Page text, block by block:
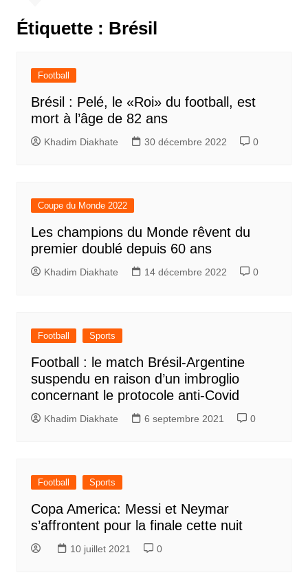
Étiquette : Brésil
Football
Brésil : Pelé, le «Roi» du football, est
mort à l’âge de 82 ans
Khadim Diakhate 30 décembre 2022 0
Coupe du Monde 2022
Les champions du Monde rêvent du
premier doublé depuis 60 ans
Khadim Diakhate 14 décembre 2022 0
Football Sports
Football : le match Brésil-Argentine
suspendu en raison d’un imbroglio
concernant le protocole anti-Covid
Khadim Diakhate 6 septembre 2021 0
Football Sports
Copa America: Messi et Neymar
s’affrontent pour la finale cette nuit
10 juillet 2021 0